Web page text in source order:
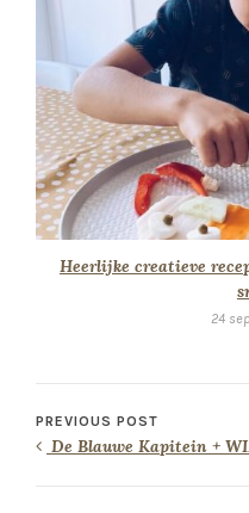
Heerlijke creatieve
24
PREVIOUS POST
De Blauwe Kapitein +